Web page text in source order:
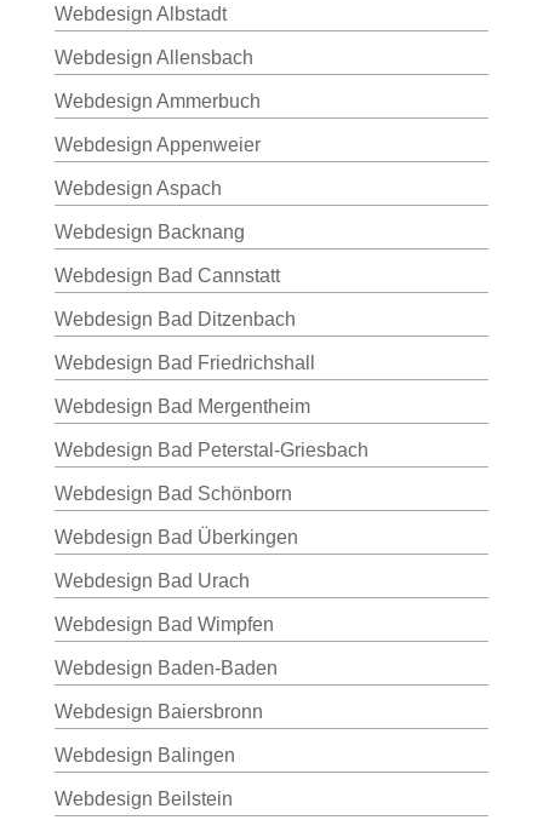
Webdesign Albstadt
Webdesign Allensbach
Webdesign Ammerbuch
Webdesign Appenweier
Webdesign Aspach
Webdesign Backnang
Webdesign Bad Cannstatt
Webdesign Bad Ditzenbach
Webdesign Bad Friedrichshall
Webdesign Bad Mergentheim
Webdesign Bad Peterstal-Griesbach
Webdesign Bad Schönborn
Webdesign Bad Überkingen
Webdesign Bad Urach
Webdesign Bad Wimpfen
Webdesign Baden-Baden
Webdesign Baiersbronn
Webdesign Balingen
Webdesign Beilstein